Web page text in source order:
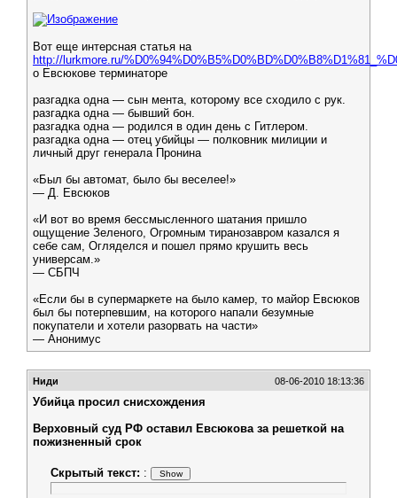
Вот еще интерсная статья на
http://lurkmore.ru/
о Евсюкове терминаторе
разгадка одна — сын мента, которому все сходило с рук.
разгадка одна — бывший бон.
разгадка одна — родился в один день с Гитлером.
разгадка одна — отец убийцы — полковник милиции и
личный друг генерала Пронина
«Был бы автомат, было бы веселее!»
— Д. Евсюков
«И вот во время бессмысленного шатания пришло
ощущение Зеленого, Огромным тиранозавром казался я
себе сам, Огляделся и пошел прямо крушить весь
универсам.»
— СБПЧ
«Если бы в супермаркете на было камер, то майор Евсюков
был бы потерпевшим, на которого напали безумные
покупатели и хотели разорвать на части»
— Анонимус
Ниди 08-06-2010 18:13:36
Убийца просил снисхождения
Верховный суд РФ оставил Евсюкова за решеткой на
пожизненный срок
Скрытый текст: :